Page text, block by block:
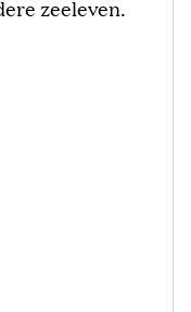
zeeleven.